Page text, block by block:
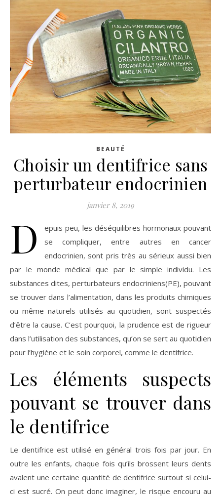
BEAUTÉ
Choisir un dentifrice sans
perturbateur endocrinien
janvier 8, 2019
D
epuis peu, les déséquilibres hormonaux pouvant
se compliquer, entre autres en cancer
endocrinien, sont pris très au sérieux aussi bien
par le monde médical que par le simple individu. Les
substances dites, perturbateurs endocriniens(PE), pouvant
se trouver dans l’alimentation, dans les produits chimiques
ou même naturels utilisés au quotidien, sont suspectés
d’être la cause. C’est pourquoi, la prudence est de rigueur
dans l’utilisation des substances, qu’on se sert au quotidien
pour l’hygiène et le soin corporel, comme le dentifrice.
Les éléments suspects
pouvant se trouver dans
le dentifrice
Le dentifrice est utilisé en général trois fois par jour. En
outre les enfants, chaque fois qu’ils brossent leurs dents
avalent une certaine quantité de dentifrice surtout si celui-
ci est sucré. On peut donc imaginer, le risque encouru au